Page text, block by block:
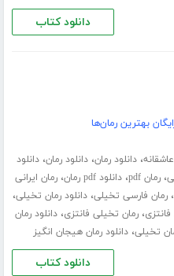
دانلود کتاب
بهترین رمان‌ها
،دانلود رمان،دانلود رمان،دانلود
،رمان pdf ،دانلود pdf رمان ،رمان ایرانی
،رمان فارسی تخیلی،دانلود رمان تخیلی،
،رمان تخیلی فانتزی،دانلود رمان
تخیلی،دانلود رمان هیجان انگیز
دانلود کتاب